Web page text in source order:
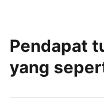
Pendapat
yang